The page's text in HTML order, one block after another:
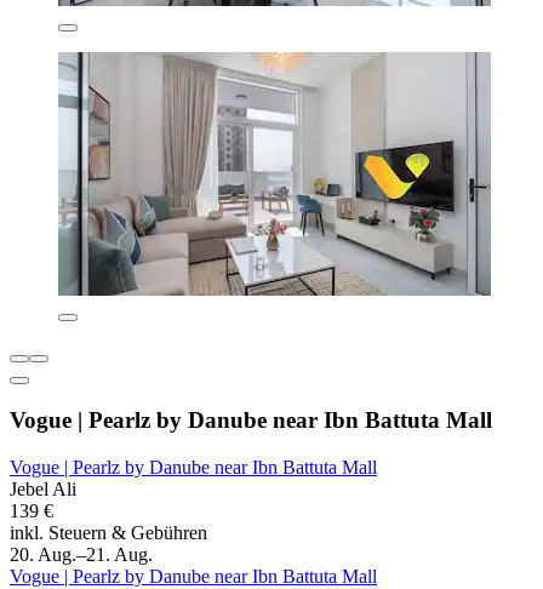
Vogue | Pearlz by Danube near Ibn Battuta Mall
Vogue | Pearlz by Danube near Ibn Battuta Mall
Jebel Ali
139 €
inkl. Steuern & Gebühren
20. Aug.–21. Aug.
Vogue | Pearlz by Danube near Ibn Battuta Mall